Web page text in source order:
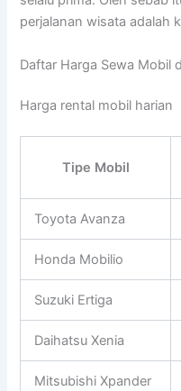
perjalanan wisata adalah
Daftar Harga Sewa Mobil
Harga rental mobil harian
Tipe Mobil
Toyota Avanza
Honda Mobilio
Suzuki Ertiga
Daihatsu Xenia
Mitsubishi Xpander